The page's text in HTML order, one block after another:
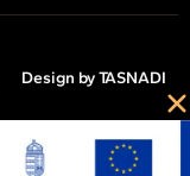
Design by TASNADI